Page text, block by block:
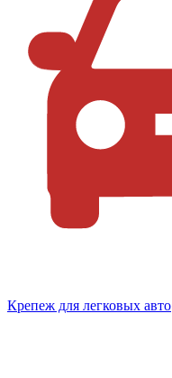
Крепеж для легковых авто